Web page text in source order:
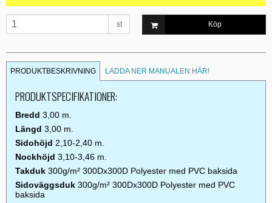
st Köp
PRODUKTBESKRIVNING LADDA NER MANUALEN HÄR!
PRODUKTSPECIFIKATIONER:
Bredd 3,00 m.
Längd 3,00 m.
Sidohöjd 2,10-2,40 m.
Nockhöjd 3,10-3,46 m.
Takduk 300g/m² 300Dx300D Polyester med PVC baksida
Sidoväggsduk 300g/m² 300Dx300D Polyester med PVC
baksida